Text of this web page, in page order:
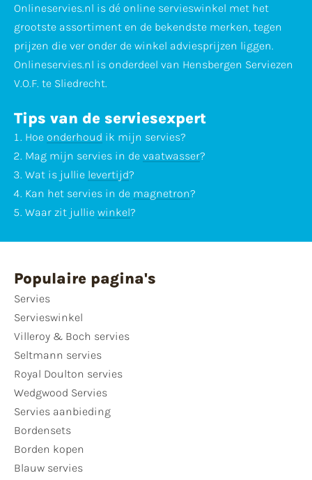
Onlineservies.nl is dé online servieswinkel met het
grootste assortiment en de bekendste merken, tegen
prijzen die ver onder de winkel adviesprijzen liggen.
Onlineservies.nl is onderdeel van Hensbergen Serviezen
V.O.F. te Sliedrecht.
Tips van de serviesexpert
Hoe onderhoud ik mijn servies?
Mag mijn servies in de vaatwasser?
Wat is jullie levertijd?
Kan het servies in de magnetron?
Waar zit jullie winkel?
Populaire pagina's
Servies
Servieswinkel
Villeroy & Boch servies
Seltmann servies
Royal Doulton servies
Wedgwood Servies
Servies aanbieding
Bordensets
Borden kopen
Blauw servies